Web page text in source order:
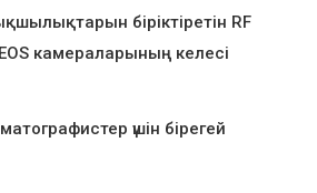
біріктіретін RF
камераларының келесі
үшін бірегей